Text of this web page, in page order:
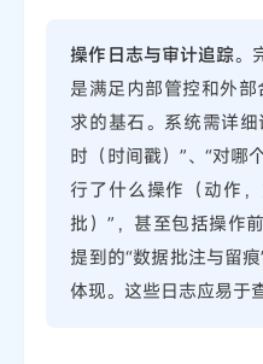
操作日志与审计追踪。
是满足内部管控和外
求的基石。系统需详细
时（时间戳）”、“对哪
行了什么操作（动作
批）”，甚至包括操作
提到的“数据批注与留
体现。这些日志应易于